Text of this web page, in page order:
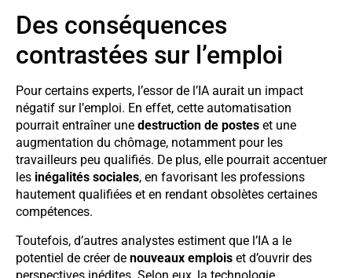
Des conséquences
contrastées sur l’emploi
Pour certains experts, l’essor de l’IA aurait un impact
négatif sur l’emploi. En effet, cette automatisation
pourrait entraîner une destruction de postes et une
augmentation du chômage, notamment pour les
travailleurs peu qualifiés. De plus, elle pourrait accentuer
les inégalités sociales, en favorisant les professions
hautement qualifiées et en rendant obsolètes certaines
compétences.
Toutefois, d’autres analystes estiment que l’IA a le
potentiel de créer de nouveaux emplois et d’ouvrir des
perspectives inédites. Selon eux, la technologie